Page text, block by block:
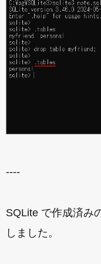
----
SQLite で作成済み
しました。